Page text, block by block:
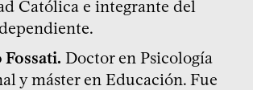
Católica e integrante del
Doctor en Psicología
y máster en Educación. Fue